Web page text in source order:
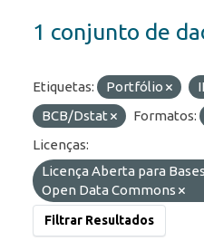
1 conjunto de
Etiquetas: Portfólio
BCB/Dstat
Formatos:
Licenças:
Licença Aberta para
Open Data Commons
Filtrar Resultados